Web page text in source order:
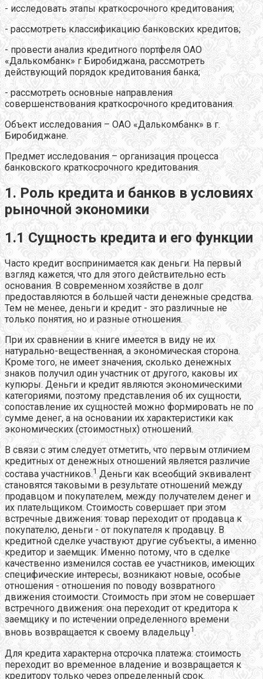
- исследовать этапы краткосрочного кредитования;
- рассмотреть классификацию банковских кредитов;
- провести анализ кредитного портфеля ОАО
«Далькомбанк» г Биробиджана, рассмотреть
действующий порядок кредитования банка;
- рассмотреть основные направления
совершенствования краткосрочного кредитования.
Объект исследования – ОАО «Далькомбанк» в г.
Биробиджане.
Предмет исследования – организация процесса
банковского краткосрочного кредитования.
1. Роль кредита и банков в условиях
рыночной экономики
1.1 Сущность кредита и его функции
Часто кредит воспринимается как деньги. На первый
взгляд кажется, что для этого действительно есть
основания. В современном хозяйстве в долг
предоставляются в большей части денежные средства.
Тем не менее, деньги и кредит - это различные не
только понятия, но и разные отношения.
При их сравнении в книге имеется в виду не их
натурально-вещественная, а экономическая сторона.
Кроме того, не имеет значения, сколько денежных
знаков получил один участник от другого, каковы их
купюры. Деньги и кредит являются экономическими
категориями, поэтому представления об их сущности,
сопоставление их сущностей можно формировать не по
сумме денег, а на основании их характеристики как
экономических (стоимостных) отношений.
В связи с этим следует отметить, что первым отличием
кредитных от денежных отношений является различие
состава участников.1 Деньги как всеобщий эквивалент
становятся таковыми в результате отношений между
продавцом и покупателем, между получателем денег и
их плательщиком. Стоимость совершает при этом
встречные движения: товар переходит от продавца к
покупателю, деньги - от покупателя к продавцу. В
кредитной сделке участвуют другие субъекты, а именно
кредитор и заемщик. Именно потому, что в сделке
качественно изменился состав ее участников, имеющих
специфические интересы, возникают новые, особые
отношения - отношения по поводу возвратного
движения стоимости. Стоимость при этом не совершает
встречного движения: она переходит от кредитора к
заемщику и по истечении определенного времени
вновь возвращается к своему владельцу1.
Для кредита характерна отсрочка платежа: стоимость
переходит во временное владение и возвращается к
кредитору только через определенный срок.